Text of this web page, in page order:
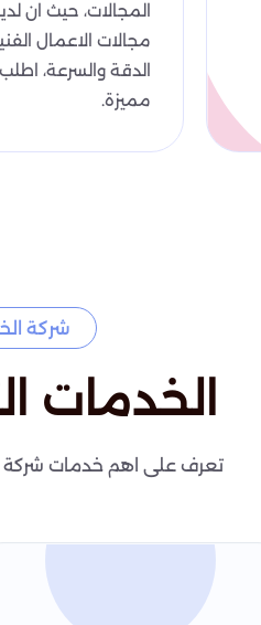
المجالات، حيث ان
مجالات الاعمال
الدقة والسرعة،
مميزة.
شركة
الخدمات
تعرف على اهم خدمات شركة